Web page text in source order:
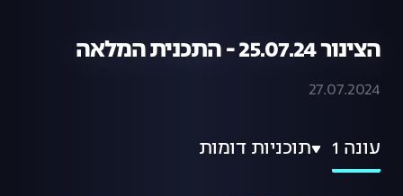
הצינור 25.07.24 - התכנית המלאה
27.07.2024
עונה 1 תוכניות דומות